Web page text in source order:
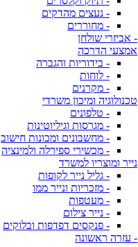
- נעצים מהדקים
- מחוררים
- אביזרי שולחן
אמצעי הדרכה
- בידוריות והגברה
- לוחות
- מקרנים
טכנולוגיה ומיכון משרדי
- טלפונים
- מגרסות וגיליוטינות
- מחשבונים ומכונות חישוב
- מכשירי ספירלה ולמינציה
נייר ומוצריו למשרד
- גליל נייר לקופות
- מזכריות ונייר ממו
- מעטפות
- נייר צילום
- פנקסים דפדפות ובלוקים
- עזרה ראשונה